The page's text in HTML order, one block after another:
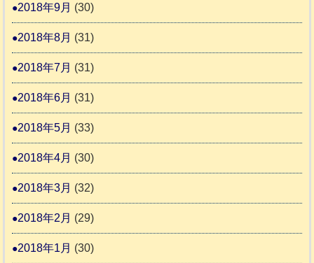
2018年9月 (30)
2018年8月 (31)
2018年7月 (31)
2018年6月 (31)
2018年5月 (33)
2018年4月 (30)
2018年3月 (32)
2018年2月 (29)
2018年1月 (30)